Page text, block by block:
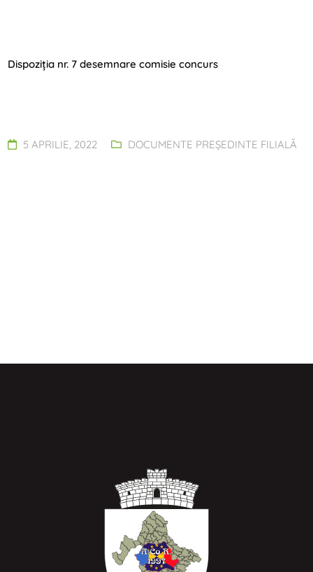
Dispoziția nr. 7 desemnare comisie concurs
5 APRILIE, 2022 DOCUMENTE PREȘEDINTE FILIALĂ